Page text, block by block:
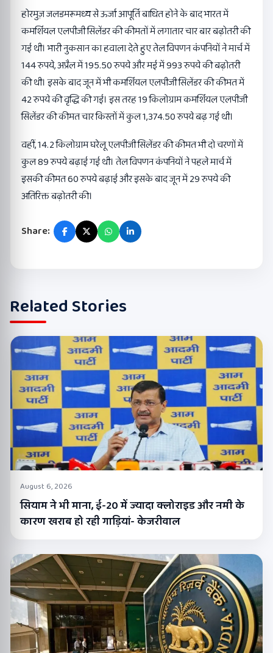
होरमुज़ जलडमरूमध्य से ऊर्जा आपूर्ति बाधित होने के बाद भारत में
कमर्शियल एलपीजी सिलेंडर की कीमतों में लगातार चार बार बढ़ोतरी की
गई थी। भारी नुकसान का हवाला देते हुए तेल विपणन कंपनियों ने मार्च में
144 रुपये, अप्रैल में 195.50 रुपये और मई में 993 रुपये की बढ़ोतरी
की थी। इसके बाद जून में भी कमर्शियल एलपीजी सिलेंडर की कीमत में
42 रुपये की वृद्धि की गई। इस तरह 19 किलोग्राम कमर्शियल एलपीजी
सिलेंडर की कीमत चार किस्तों में कुल 1,374.50 रुपये बढ़ गई थी।
वहीं, 14.2 किलोग्राम घरेलू एलपीजी सिलेंडर की कीमत भी दो चरणों में
कुल 89 रुपये बढ़ाई गई थी। तेल विपणन कंपनियों ने पहले मार्च में
इसकी कीमत 60 रुपये बढ़ाई और इसके बाद जून में 29 रुपये की
अतिरिक्त बढ़ोतरी की।
Share:
Related Stories
August 6, 2026
सियाम ने भी माना, ई-20 में ज्यादा क्लोराइड और नमी के
कारण खराब हो रही गाड़ियां- केजरीवाल